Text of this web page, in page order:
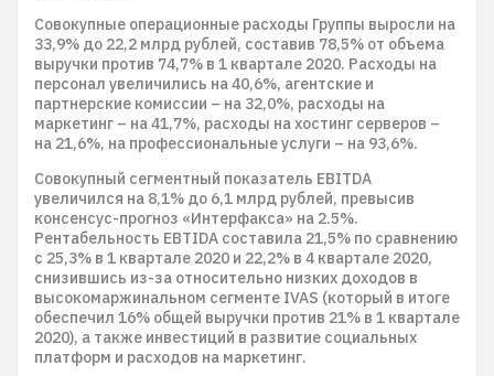
Совокупные операционные расходы Группы выросли на
33,9% до 22,2 млрд рублей, составив 78,5% от объема
выручки против 74,7% в 1 квартале 2020. Расходы на
персонал увеличились на 40,6%, агентские и
партнерские комиссии – на 32,0%, расходы на
маркетинг – на 41,7%, расходы на хостинг серверов –
на 21,6%, на профессиональные услуги – на 93,6%.
Совокупный сегментный показатель EBITDA
увеличился на 8,1% до 6,1 млрд рублей, превысив
консенсус-прогноз «Интерфакса» на 2.5%.
Рентабельность EBTIDA составила 21,5% по сравнению
с 25,3% в 1 квартале 2020 и 22,2% в 4 квартале 2020,
снизившись из-за относительно низких доходов в
высокомаржинальном сегменте IVAS (который в итоге
обеспечил 16% общей выручки против 21% в 1 квартале
2020), а также инвестиций в развитие социальных
платформ и расходов на маркетинг.